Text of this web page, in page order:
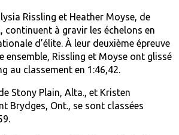
Rissling et Heather Moyse, de
continuent à gravir les échelons en
d’élite. À leur deuxième épreuve
ensemble, Rissling et Moyse ont glissé
au classement en 1:46,42.
Stony Plain, Alta., et Kristen
Brydges, Ont., se sont classées